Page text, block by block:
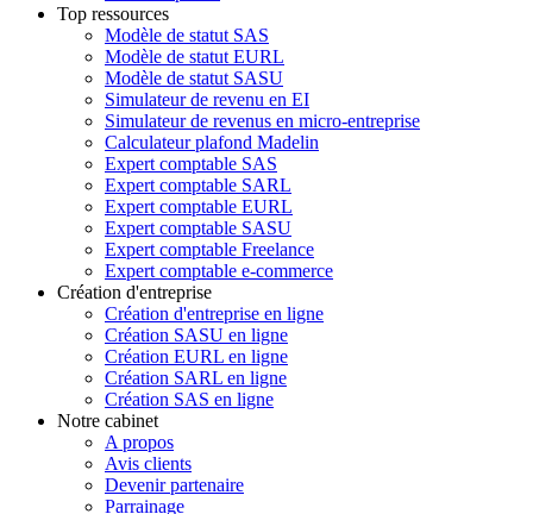
Top ressources
Modèle de statut SAS
Modèle de statut EURL
Modèle de statut SASU
Simulateur de revenu en EI
Simulateur de revenus en micro-entreprise
Calculateur plafond Madelin
Expert comptable SAS
Expert comptable SARL
Expert comptable EURL
Expert comptable SASU
Expert comptable Freelance
Expert comptable e-commerce
Création d'entreprise
Création d'entreprise en ligne
Création SASU en ligne
Création EURL en ligne
Création SARL en ligne
Création SAS en ligne
Notre cabinet
A propos
Avis clients
Devenir partenaire
Parrainage